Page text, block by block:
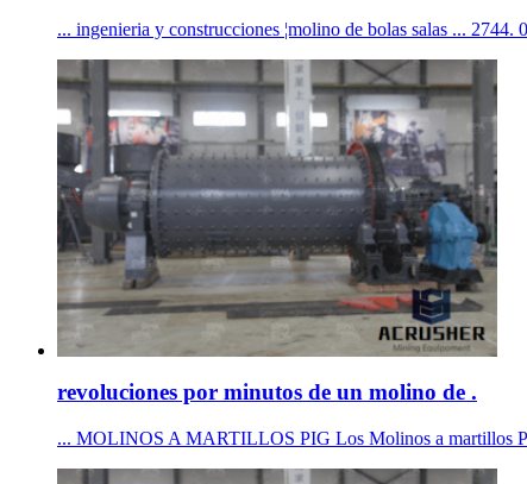
... ingenieria y construcciones ¦molino de bolas salas ...
revoluciones por minutos de un molino de .
... MOLINOS A MARTILLOS PIG Los Molinos a martillos